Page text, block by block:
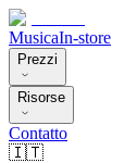
MusicaIn-store
Prezzi
Risorse
Contatto
🇮🇹